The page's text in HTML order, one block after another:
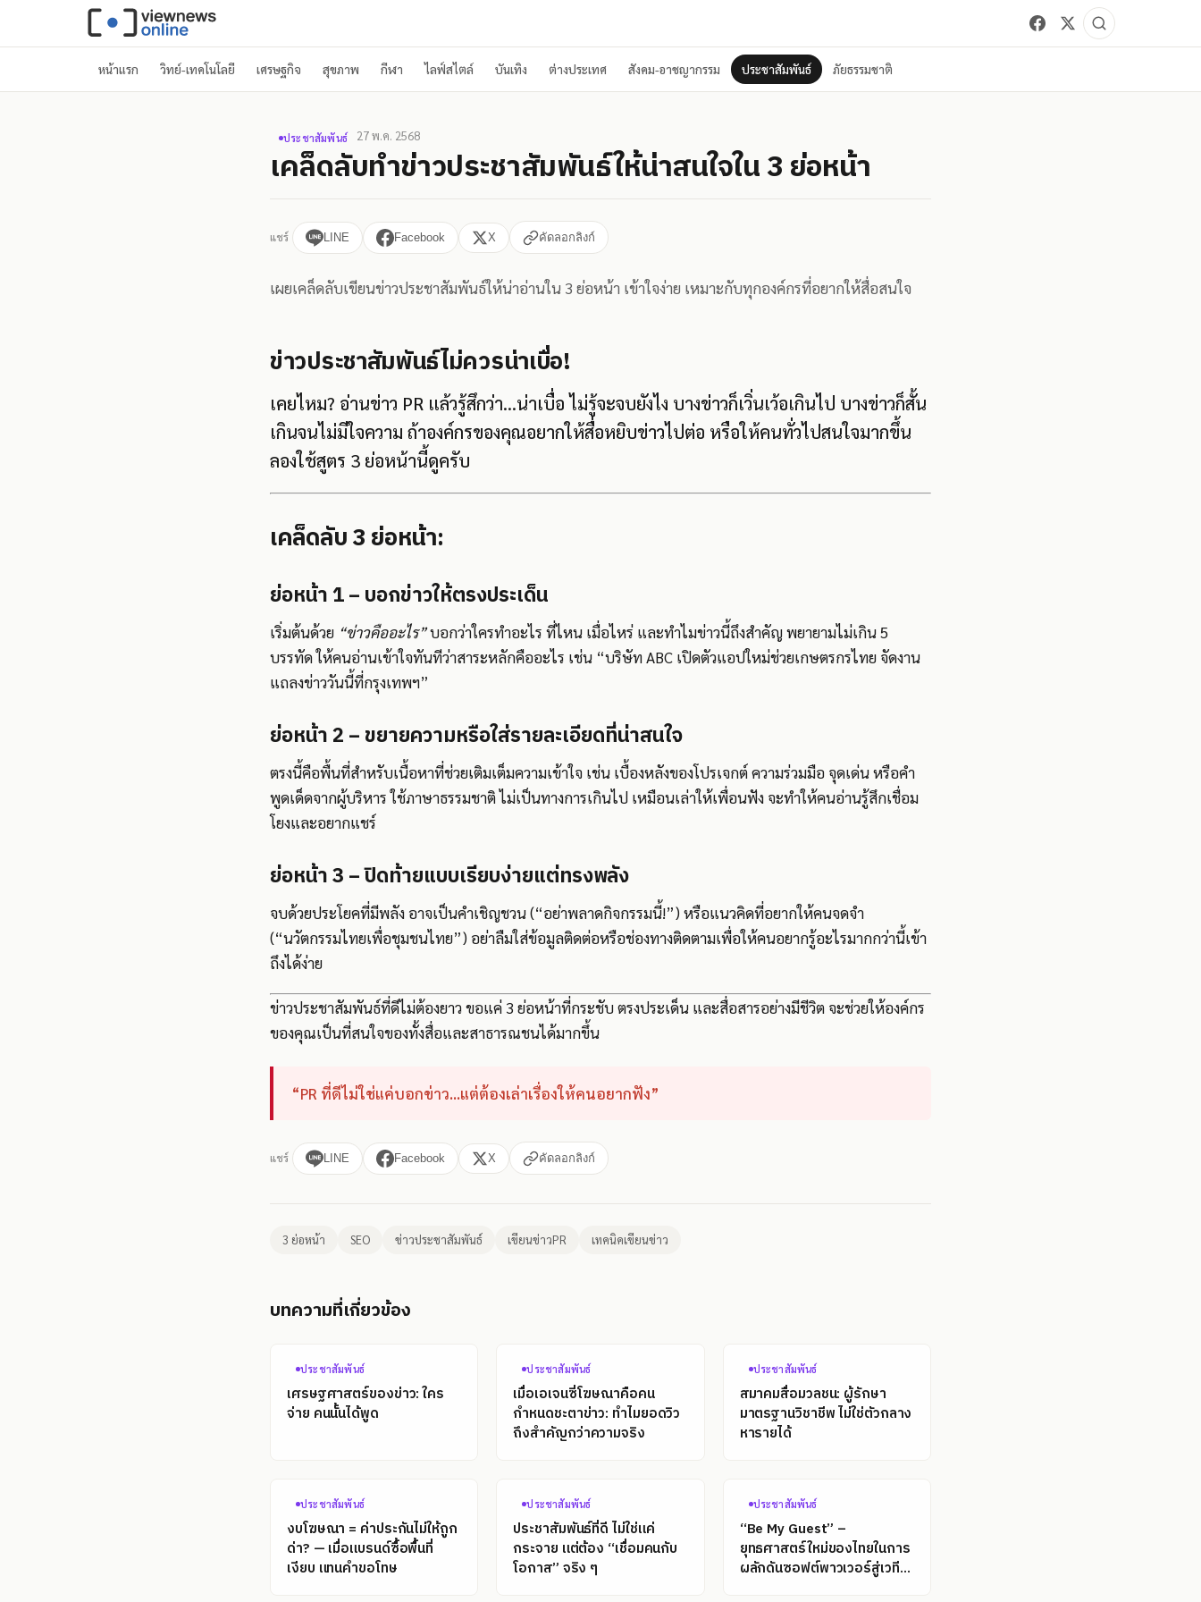
หน้าแรก วิทย์-เทคโนโลยี เศรษฐกิจ สุขภาพ กีฬา ไลฟ์สไตล์ บันเทิง ต่างประเทศ สังคม-อาชญากรรม ประชาสัมพันธ์ ภัยธรรมชาติ
ประชาสัมพันธ์ 27 พ.ค. 2568
เคล็ดลับทำข่าวประชาสัมพันธ์ให้น่าสนใจใน 3 ย่อหน้า
แชร์ LINE Facebook X คัดลอกลิงก์
เผยเคล็ดลับเขียนข่าวประชาสัมพันธ์ให้น่าอ่านใน 3 ย่อหน้า เข้าใจง่าย เหมาะกับทุกองค์กรที่อยากให้สื่อสนใจ
ข่าวประชาสัมพันธ์ไม่ควรน่าเบื่อ!
เคยไหม? อ่านข่าว PR แล้วรู้สึกว่า...น่าเบื่อ ไม่รู้จะจบยังไง บางข่าวก็เวิ่นเว้อเกินไป บางข่าวก็สั้น
เกินจนไม่มีใจความ ถ้าองค์กรของคุณอยากให้สื่อหยิบข่าวไปต่อ หรือให้คนทั่วไปสนใจมากขึ้น
ลองใช้สูตร 3 ย่อหน้านี้ดูครับ
เคล็ดลับ 3 ย่อหน้า:
ย่อหน้า 1 – บอกข่าวให้ตรงประเด็น
เริ่มต้นด้วย “ข่าวคืออะไร”บอกว่าใครทำอะไร ที่ไหน เมื่อไหร่ และทำไมข่าวนี้ถึงสำคัญ พยายามไม่เกิน 5
บรรทัด ให้คนอ่านเข้าใจทันทีว่าสาระหลักคืออะไร เช่น “บริษัท ABC เปิดตัวแอปใหม่ช่วยเกษตรกรไทย จัดงาน
แถลงข่าววันนี้ที่กรุงเทพฯ”
ย่อหน้า 2 – ขยายความหรือใส่รายละเอียดที่น่าสนใจ
ตรงนี้คือพื้นที่สำหรับเนื้อหาที่ช่วยเติมเต็มความเข้าใจ เช่น เบื้องหลังของโปรเจกต์ ความร่วมมือ จุดเด่น หรือคำ
พูดเด็ดจากผู้บริหาร ใช้ภาษาธรรมชาติ ไม่เป็นทางการเกินไป เหมือนเล่าให้เพื่อนฟัง จะทำให้คนอ่านรู้สึกเชื่อม
โยงและอยากแชร์
ย่อหน้า 3 – ปิดท้ายแบบเรียบง่ายแต่ทรงพลัง
จบด้วยประโยคที่มีพลัง อาจเป็นคำเชิญชวน (“อย่าพลาดกิจกรรมนี้!”) หรือแนวคิดที่อยากให้คนจดจำ
(“นวัตกรรมไทยเพื่อชุมชนไทย”) อย่าลืมใส่ข้อมูลติดต่อหรือช่องทางติดตามเพื่อให้คนอยากรู้อะไรมากกว่านี้เข้า
ถึงได้ง่าย
ข่าวประชาสัมพันธ์ที่ดีไม่ต้องยาว ขอแค่ 3 ย่อหน้าที่กระชับ ตรงประเด็น และสื่อสารอย่างมีชีวิต จะช่วยให้องค์กร
ของคุณเป็นที่สนใจของทั้งสื่อและสาธารณชนได้มากขึ้น
“PR ที่ดีไม่ใช่แค่บอกข่าว...แต่ต้องเล่าเรื่องให้คนอยากฟัง”
แชร์ LINE Facebook X คัดลอกลิงก์
3 ย่อหน้า SEO ข่าวประชาสัมพันธ์ เขียนข่าวPR เทคนิคเขียนข่าว
บทความที่เกี่ยวข้อง
ประชาสัมพันธ์
เศรษฐศาสตร์ของข่าว: ใคร
จ่าย คนนั้นได้พูด
ประชาสัมพันธ์
เมื่อเอเจนซี่โฆษณาคือคน
กำหนดชะตาข่าว: ทำไมยอดวิว
ถึงสำคัญกว่าความจริง
ประชาสัมพันธ์
สมาคมสื่อมวลชน: ผู้รักษา
มาตรฐานวิชาชีพ ไม่ใช่ตัวกลาง
หารายได้
ประชาสัมพันธ์
งบโฆษณา = ค่าประกันไม่ให้ถูก
ด่า? — เมื่อแบรนด์ซื้อพื้นที่
เงียบ แทนคำขอโทษ
ประชาสัมพันธ์
ประชาสัมพันธ์ที่ดี ไม่ใช่แค่
กระจาย แต่ต้อง “เชื่อมคนกับ
โอกาส” จริง ๆ
ประชาสัมพันธ์
“Be My Guest” –
ยุทธศาสตร์ใหม่ของไทยในการ
ผลักดันซอฟต์พาวเวอร์สู่เวที